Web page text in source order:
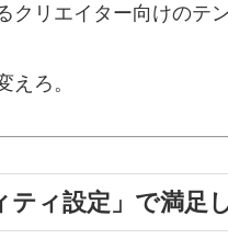
クリエイター向けのテ
えろ。
ィ設定」で満足